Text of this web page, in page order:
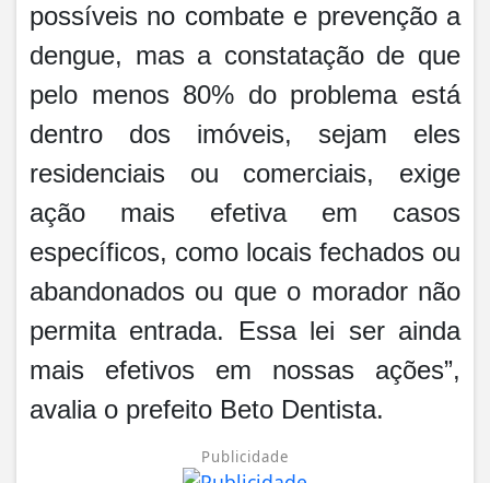
possíveis no combate e prevenção a
dengue, mas a constatação de que
pelo menos 80% do problema está
dentro dos imóveis, sejam eles
residenciais ou comerciais, exige
ação mais efetiva em casos
específicos, como locais fechados ou
abandonados ou que o morador não
permita entrada. Essa lei ser ainda
mais efetivos em nossas ações”,
avalia o prefeito Beto Dentista.
Publicidade